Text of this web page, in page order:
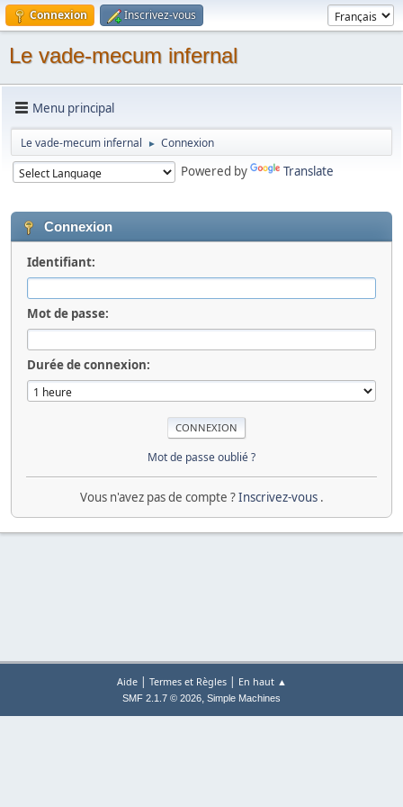
Connexion Inscrivez-vous
Le vade-mecum infernal
Menu principal
Le vade-mecum infernal ► Connexion
Powered by Translate
Connexion
Identifiant:
Mot de passe:
Durée de connexion:
Mot de passe oublié ?
Vous n'avez pas de compte ?Inscrivez-vous .
Aide| Termes et Règles| En haut ▲
SMF 2.1.7 © 2026, Simple Machines